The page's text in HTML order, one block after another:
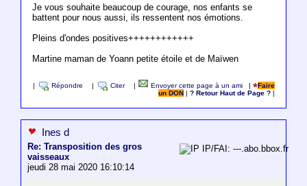
Je vous souhaite beaucoup de courage, nos enfants se
battent pour nous aussi, ils ressentent nos émotions.
Pleins d'ondes positives++++++++++++
Martine maman de Yoann petite étoile et de Maïwen
Répondre Citer Envoyer cette page à un ami |
Faire
un DON
|? Retour Haut de Page ?
Ines d
Re: Transposition des gros
vaisseaux
jeudi 28 mai 2020 16:10:14
IP/FAI: ---.abo.bbox.fr